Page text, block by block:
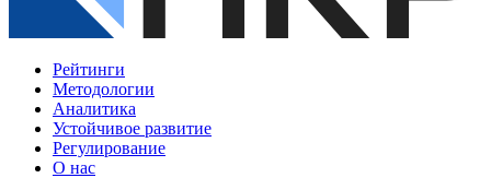
Рейтинги
Методологии
Аналитика
Устойчивое развитие
Регулирование
О нас